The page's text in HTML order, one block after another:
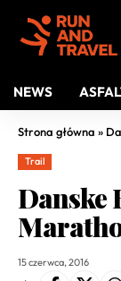
NEWS
Strona główna »
Trail
Danske
15 czerwca, 2016